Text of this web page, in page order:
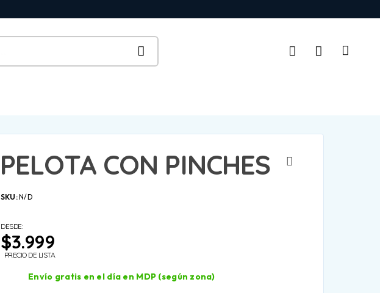
PELOTA CON PINCHES
SKU:N/D
DESDE:
$3.999
PRECIO DE LISTA
Envío gratis en el día en MDP (según zona)